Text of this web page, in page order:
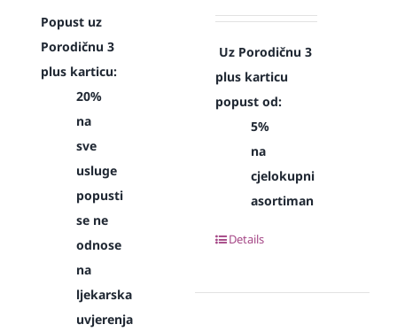
Popust uz
Porodičnu 3
plus karticu:
20%
na
sve
usluge
popusti
se ne
odnose
na
ljekarska
uvjerenja
Uz Porodičnu 3
plus karticu
popust od:
5%
na
cjelokupni
asortiman
Details